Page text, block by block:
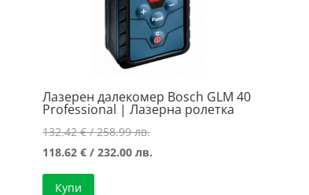
Лазерен далекомер Bosch GLM 40
Professional | Лазерна ролетка
132.42€/ 258.99 лв.Original
price
118.62€ / 232.00 лв.
Купи